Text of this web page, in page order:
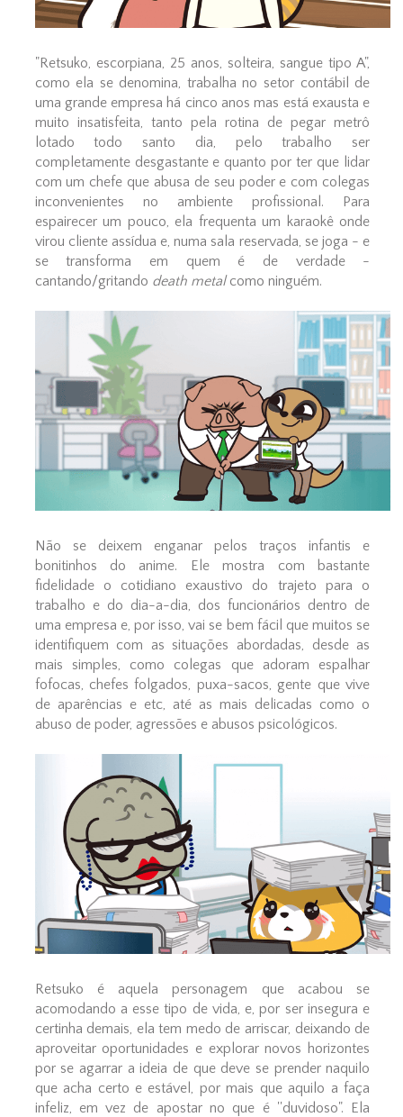
"Retsuko, escorpiana, 25 anos, solteira, sangue tipo A",
como ela se denomina, trabalha no setor contábil de
uma grande empresa há cinco anos mas está exausta e
muito insatisfeita, tanto pela rotina de pegar metrô
lotado todo santo dia, pelo trabalho ser
completamente desgastante e quanto por ter que lidar
com um chefe que abusa de seu poder e com colegas
inconvenientes no ambiente profissional. Para
espairecer um pouco, ela frequenta um karaokê onde
virou cliente assídua e, numa sala reservada, se joga - e
se transforma em quem é de verdade -
cantando/gritando death metalcomo ninguém.
Não se deixem enganar pelos traços infantis e
bonitinhos do anime. Ele mostra com bastante
fidelidade o cotidiano exaustivo do trajeto para o
trabalho e do dia-a-dia, dos funcionários dentro de
uma empresa e, por isso, vai se bem fácil que muitos se
identifiquem com as situações abordadas, desde as
mais simples, como colegas que adoram espalhar
fofocas, chefes folgados, puxa-sacos, gente que vive
de aparências e etc, até as mais delicadas como o
abuso de poder, agressões e abusos psicológicos.
Retsuko é aquela personagem que acabou se
acomodando a esse tipo de vida, e, por ser insegura e
certinha demais, ela tem medo de arriscar, deixando de
aproveitar oportunidades e explorar novos horizontes
por se agarrar a ideia de que deve se prender naquilo
que acha certo e estável, por mais que aquilo a faça
infeliz, em vez de apostar no que é ''duvidoso". Ela